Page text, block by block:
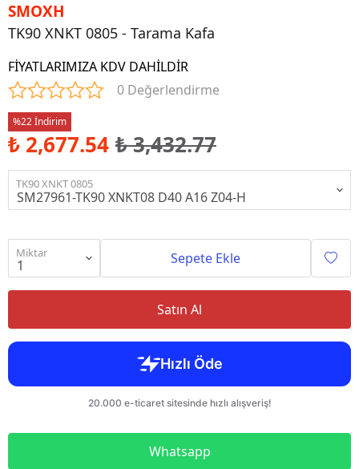
SMOXH
TK90 XNKT 0805 - Tarama Kafa
FİYATLARIMIZA KDV DAHİLDİR
0 Değerlendirme
%22 İndirim
₺ 2,677.54 ₺ 3,432.77
TK90 XNKT 0805
Miktar Sepete Ekle
Satın Al
Whatsapp